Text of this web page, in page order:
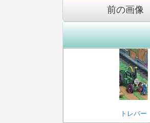
前の画像
トレバー